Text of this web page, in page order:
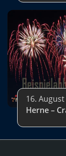
16.
Herne –